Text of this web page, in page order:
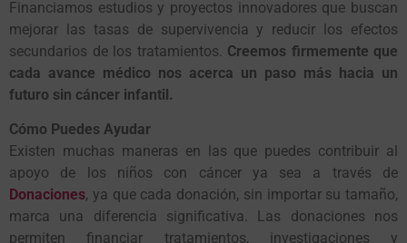
Financiamos estudios y proyectos innovadores que buscan
mejorar las tasas de supervivencia y reducir los efectos
secundarios de los tratamientos. Creemos firmemente que
cada avance médico nos acerca un paso más hacia un
futuro sin cáncer infantil.
Cómo Puedes Ayudar
Existen muchas maneras en las que puedes contribuir al
apoyo de los niños con cáncer ya sea a través de
Donaciones, ya que cada donación, sin importar su tamaño,
marca una diferencia significativa. Las donaciones nos
permiten financiar tratamientos, investigaciones y